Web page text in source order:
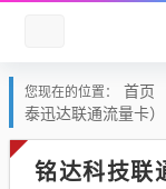
您现在的位置： 首页
泰迅达联通流量卡）
铭达科技联